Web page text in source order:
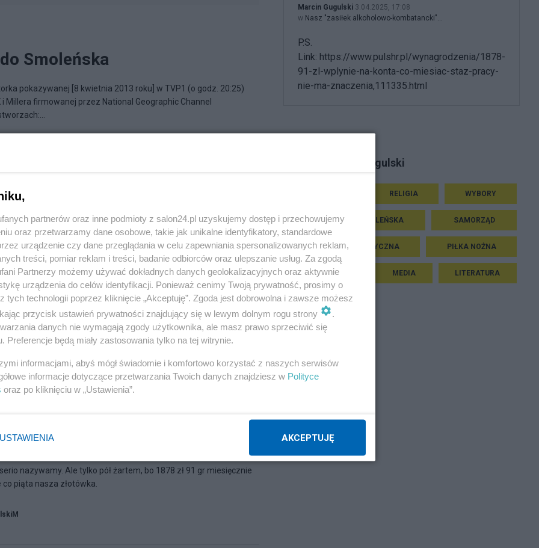
Smoleńska
pokazywanej [8 kwietnia 2013 roku] w TVP1 (o godz. 20:25)
firmowanej przez National Geographic Channel
kombatancki"...
nazywamy. Ale tylko pół żartem, bo 1878 zł 91 gr miesięcznie
piąta nasza złotówka.
Marcin Gugulski 3.04.2025, 17:08
w Nasz "zasiłek alkoholowo-kombatancki"...
P.S.
Link: https://www.pulshr.pl/wynagrodzenia/1878-
91-zl-wplynie-na-konta-co-miesiac-staz-pracy-
nie-ma-znaczenia,111335.html
Tematy Marcin Gugulski
RELIGIA WYBORY
KATASTROFA SMOLEŃSKA SAMORZĄD
POLITYKA HISTORYCZNA PIŁKA NOŻNA
SEJM I SENAT MEDIA LITERATURA
partnerów oraz inne podmioty z salon24.pl uzyskujemy dostęp i przechowujemy
oraz przetwarzamy dane osobowe, takie jak unikalne identyfikatory, standardowe
urządzenie czy dane przeglądania w celu zapewniania spersonalizowanych reklam,
treści, pomiar reklam i treści, badanie odbiorców oraz ulepszanie usług. Za zgodą
Partnerzy możemy używać dokładnych danych geolokalizacyjnych oraz aktywnie
urządzenia do celów identyfikacji. Ponieważ cenimy Twoją prywatność, prosimy o
tych technologii poprzez kliknięcie „Akceptuję”. Zgoda jest dobrowolna i zawsze możesz
przycisk ustawień prywatności znajdujący się w lewym dolnym rogu strony
.
danych nie wymagają zgody użytkownika, ale masz prawo sprzeciwić się
Preferencje będą miały zastosowania tylko na tej witrynie.
informacjami, abyś mógł świadomie i komfortowo korzystać z naszych serwisów
informacje dotyczące przetwarzania Twoich danych znajdziesz w Polityce
oraz po kliknięciu w „Ustawienia”.
USTAWIENIA AKCEPTUJĘ